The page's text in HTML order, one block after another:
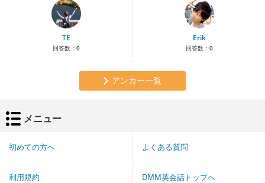
TE
回答数： 0
Erik
回答数： 0
アンカー一覧
メニュー
初めての方へ よくある質問
利用規約 DMM英会話トップへ